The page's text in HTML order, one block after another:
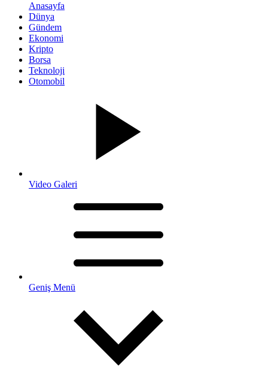
Anasayfa
Dünya
Gündem
Ekonomi
Kripto
Borsa
Teknoloji
Otomobil
Video Galeri
Geniş Menü